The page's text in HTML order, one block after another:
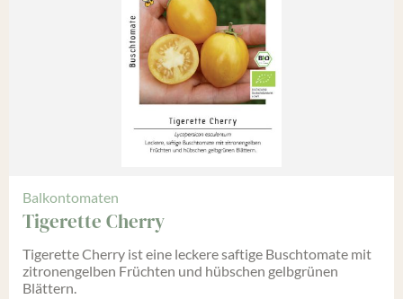
Balkontomaten
Tigerette Cherry
Tigerette Cherry ist eine leckere saftige Buschtomate mit
zitronengelben Früchten und hübschen gelbgrünen
Blättern.